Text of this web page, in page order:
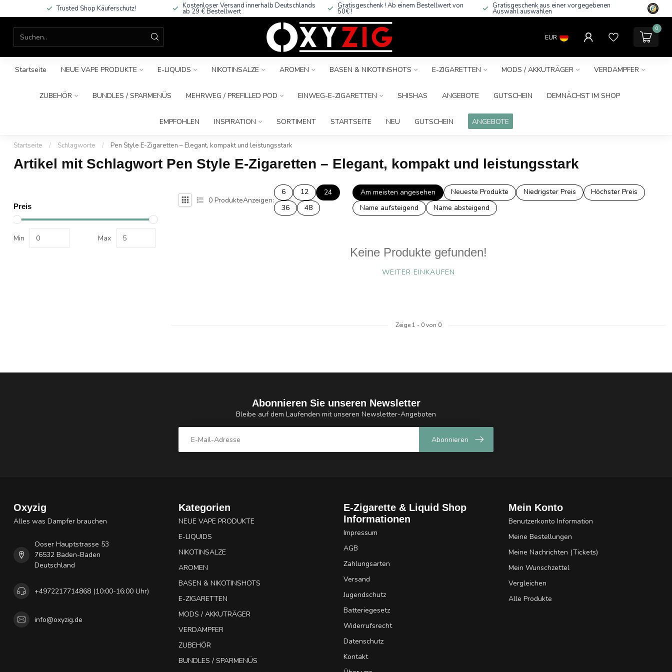
Trusted Shop Käuferschutz! Kostenloser Versand innerhalb Deutschlands
ab 29 € Bestellwert
Gratisgeschenk ! Ab einem Bestellwert von
50€ !
Gratisgeschenk aus einer vorgegebenen
Auswahl auswählen
EUR
0
Startseite NEUE VAPE PRODUKTE E-LIQUIDS NIKOTINSALZE AROMEN BASEN & NIKOTINSHOTS E-ZIGARETTEN MODS / AKKUTRÄGER VERDAMPFER
ZUBEHÖR BUNDLES / SPARMENÜS MEHRWEG / PREFILLED POD EINWEG-E-ZIGARETTEN SHISHAS ANGEBOTE GUTSCHEIN DEMNÄCHST IM SHOP
EMPFOHLEN INSPIRATION SORTIMENT STARTSEITE NEU GUTSCHEIN ANGEBOTE
Startseite / Schlagworte / Pen Style E-Zigaretten – Elegant, kompakt und leistungsstark
Artikel mit Schlagwort Pen Style E-Zigaretten – Elegant, kompakt und leistungsstark
Preis
Min Max
0 ProdukteAnzeigen:
6 12
24
36
48
Am meisten angesehen Neueste Produkte Niedrigster Preis
Höchster Preis
Name aufsteigend
Name absteigend
Keine Produkte gefunden!
WEITER EINKAUFEN
Zeige 1 - 0von 0
Abonnieren Sie unseren Newsletter
Bleibe auf dem Laufenden mit unseren Newsletter-Angeboten
Abonnieren
Oxyzig
Alles was Dampfer brauchen
Ooser Hauptstrasse 53
76532 Baden-Baden
Deutschland
+4972217714868 (10:00-16:00 Uhr)
info@oxyzig.de
Kategorien
NEUE VAPE PRODUKTE
E-LIQUIDS
NIKOTINSALZE
AROMEN
BASEN & NIKOTINSHOTS
E-ZIGARETTEN
MODS / AKKUTRÄGER
VERDAMPFER
ZUBEHÖR
BUNDLES / SPARMENÜS
E-Zigarette & Liquid Shop
Informationen
Impressum
AGB
Zahlungsarten
Versand
Jugendschutz
Batteriegesetz
Widerrufsrecht
Datenschutz
Kontakt
Mein Konto
Benutzerkonto Information
Meine Bestellungen
Meine Nachrichten (Tickets)
Mein Wunschzettel
Vergleichen
Alle Produkte